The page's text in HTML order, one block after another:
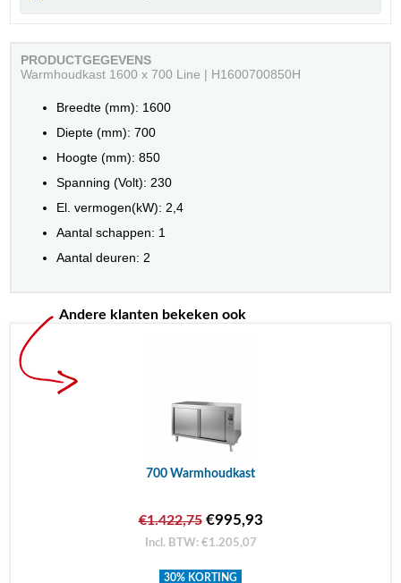
PRODUCTGEGEVENS
Warmhoudkast 1600 x 700 Line | H1600700850H
Breedte (mm): 1600
Diepte (mm): 700
Hoogte (mm): 850
Spanning (Volt): 230
El. vermogen(kW): 2,4
Aantal schappen: 1
Aantal deuren: 2
Andere klanten bekeken ook
700 Warmhoudkast
€1.422,75€995,93
Incl. BTW: €1.205,07
30% KORTING